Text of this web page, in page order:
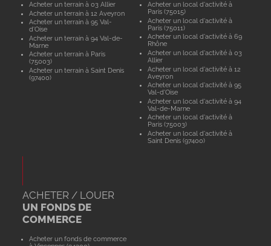
Acheter un terrain à 03 Allier
Acheter un terrain à 12 Aveyron
Acheter un terrain à 95 Val-
d'Oise
Acheter un terrain à 94 Val-de-
Marne
Acheter un terrain à Paris
(75003)
Acheter un terrain à Saint Denis
(97400)
Acheter un local d'activité à
Paris (75015)
Acheter un local d'activité à
Paris (75011)
Acheter un local d'activité à 69
Rhône
Acheter un local d'activité à 03
Allier
Acheter un local d'activité à 12
Aveyron
Acheter un local d'activité à 95
Val-d'Oise
Acheter un local d'activité à 94
Val-de-Marne
Acheter un local d'activité à
Paris (75003)
Acheter un local d'activité à
Saint Denis (97400)
ACHETER / LOUER
UN FONDS DE
COMMERCE
Acheter un fonds de commerce